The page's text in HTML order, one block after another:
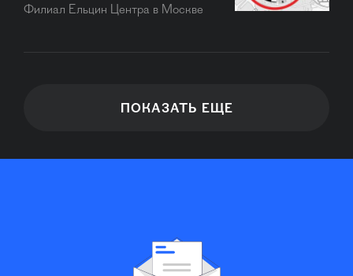
Филиал Ельцин Центра в Москве
ПОКАЗАТЬ ЕЩЕ